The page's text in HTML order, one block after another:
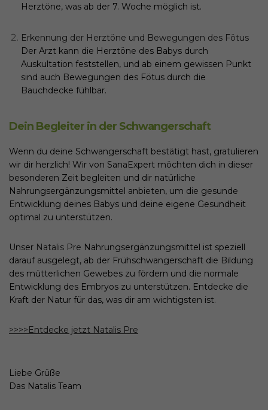
Herztöne, was ab der 7. Woche möglich ist.
Erkennung der Herztöne und Bewegungen des Fötus
Der Arzt kann die Herztöne des Babys durch
Auskultation feststellen, und ab einem gewissen Punkt
sind auch Bewegungen des Fötus durch die
Bauchdecke fühlbar.
Dein Begleiter in der Schwangerschaft
Wenn du deine Schwangerschaft bestätigt hast, gratulieren
wir dir herzlich! Wir von SanaExpert möchten dich in dieser
besonderen Zeit begleiten und dir natürliche
Nahrungsergänzungsmittel anbieten, um die gesunde
Entwicklung deines Babys und deine eigene Gesundheit
optimal zu unterstützen.
Unser Natalis Pre Nahrungsergänzungsmittel ist speziell
darauf ausgelegt, ab der Frühschwangerschaft die Bildung
des mütterlichen Gewebes zu fördern und die normale
Entwicklung des Embryos zu unterstützen. Entdecke die
Kraft der Natur für das, was dir am wichtigsten ist.
>>>>Entdecke jetzt Natalis Pre
Liebe Grüße
Das Natalis Team